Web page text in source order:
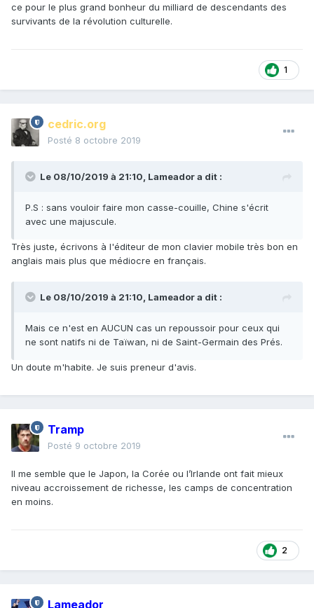
ce pour le plus grand bonheur du milliard de descendants des
survivants de la révolution culturelle.
1
cedric.org
Posté 8 octobre 2019
Le 08/10/2019 à 21:10, Lameadora dit :
P.S : sans vouloir faire mon casse-couille, Chine s'écrit
avec une majuscule.
Très juste, écrivons à l'éditeur de mon clavier mobile très bon en
anglais mais plus que médiocre en français.
Le 08/10/2019 à 21:10, Lameadora dit :
Mais ce n'est en AUCUN cas un repoussoir pour ceux qui
ne sont natifs ni de Taïwan, ni de Saint-Germain des Prés.
Un doute m'habite. Je suis preneur d'avis.
Tramp
Posté 9 octobre 2019
Il me semble que le Japon, la Corée ou l’Irlande ont fait mieux
niveau accroissement de richesse, les camps de concentration
en moins.
2
Lameador